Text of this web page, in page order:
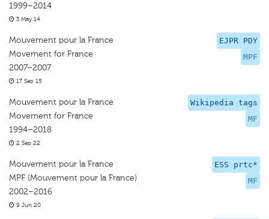
1999–2014
3 May 14
EJPR PDY
MPF
Mouvement pour la France
Movement for France
2007–2007
17 Sep 15
Wikipedia tags
MF
Mouvement pour la France
Movement for France
1994–2018
2 Sep 22
ESS prtc*
MF
Mouvement pour la France
MPF (Mouvement pour la France)
2002–2016
9 Jun 20